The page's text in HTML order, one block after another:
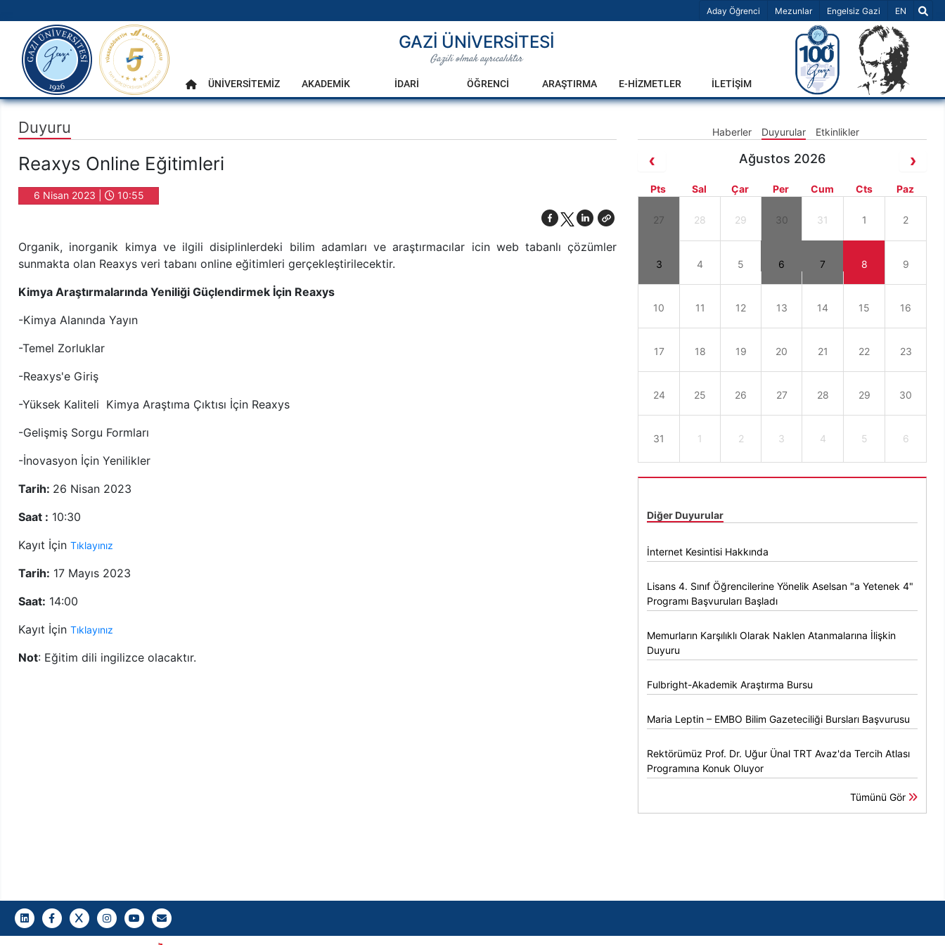
Aday Öğrenci Mezunlar Engelsiz Gazi Dil Seçiniz
EN
Ana Menü
gazi.edu.tr
GAZİ ÜNİVERSİTESİ
Gazili olmak ayrıcalıktır
Anasayfa
ÜNİVERSİTEMİZ AKADEMİK İDARİ ÖĞRENCİ ARAŞTIRMA E-HİZMETLER İLETİŞİM
Duyuru Haberler Duyurular Etkinlikler
Reaxys Online Eğitimleri
6 Nisan 2023 | 10:55
Organik, inorganik kimya ve ilgili disiplinlerdeki bilim adamları ve araştırmacılar icin web tabanlı çözümler
sunmakta olan Reaxys veri tabanı online eğitimleri gerçekleştirilecektir.
Kimya Araştırmalarında Yeniliği Güçlendirmek İçin Reaxys
-Kimya Alanında Yayın
-Temel Zorluklar
-Reaxys'e Giriş
-Yüksek Kaliteli Kimya Araştıma Çıktısı İçin Reaxys
-Gelişmiş Sorgu Formları
-İnovasyon İçin Yenilikler
Tarih: 26 Nisan 2023
Saat : 10:30
Kayıt İçin Tıklayınız
Tarih: 17 Mayıs 2023
Saat: 14:00
Kayıt İçin Tıklayınız
Not: Eğitim dili ingilizce olacaktır.
Ağustos 2026
Pts Sal Çar Per Cum Cts Paz
27 28 29 30 31 1 2
3 4 5 6 7 8 9
10 11 12 13 14 15 16
17 18 19 20 21 22 23
24 25 26 27 28 29 30
31 1 2 3 4 5 6
Diğer Duyurular
İnternet Kesintisi Hakkında
Lisans 4. Sınıf Öğrencilerine Yönelik Aselsan "a Yetenek 4"
Programı Başvuruları Başladı
Memurların Karşılıklı Olarak Naklen Atanmalarına İlişkin
Duyuru
Fulbright-Akademik Araştırma Bursu
Maria Leptin – EMBO Bilim Gazeteciliği Bursları Başvurusu
Rektörümüz Prof. Dr. Uğur Ünal TRT Avaz'da Tercih Atlası
Programına Konuk Oluyor
Tümünü Gör
LinkedInFacebookTwitterInstagramYoutubeGazi E-Mail